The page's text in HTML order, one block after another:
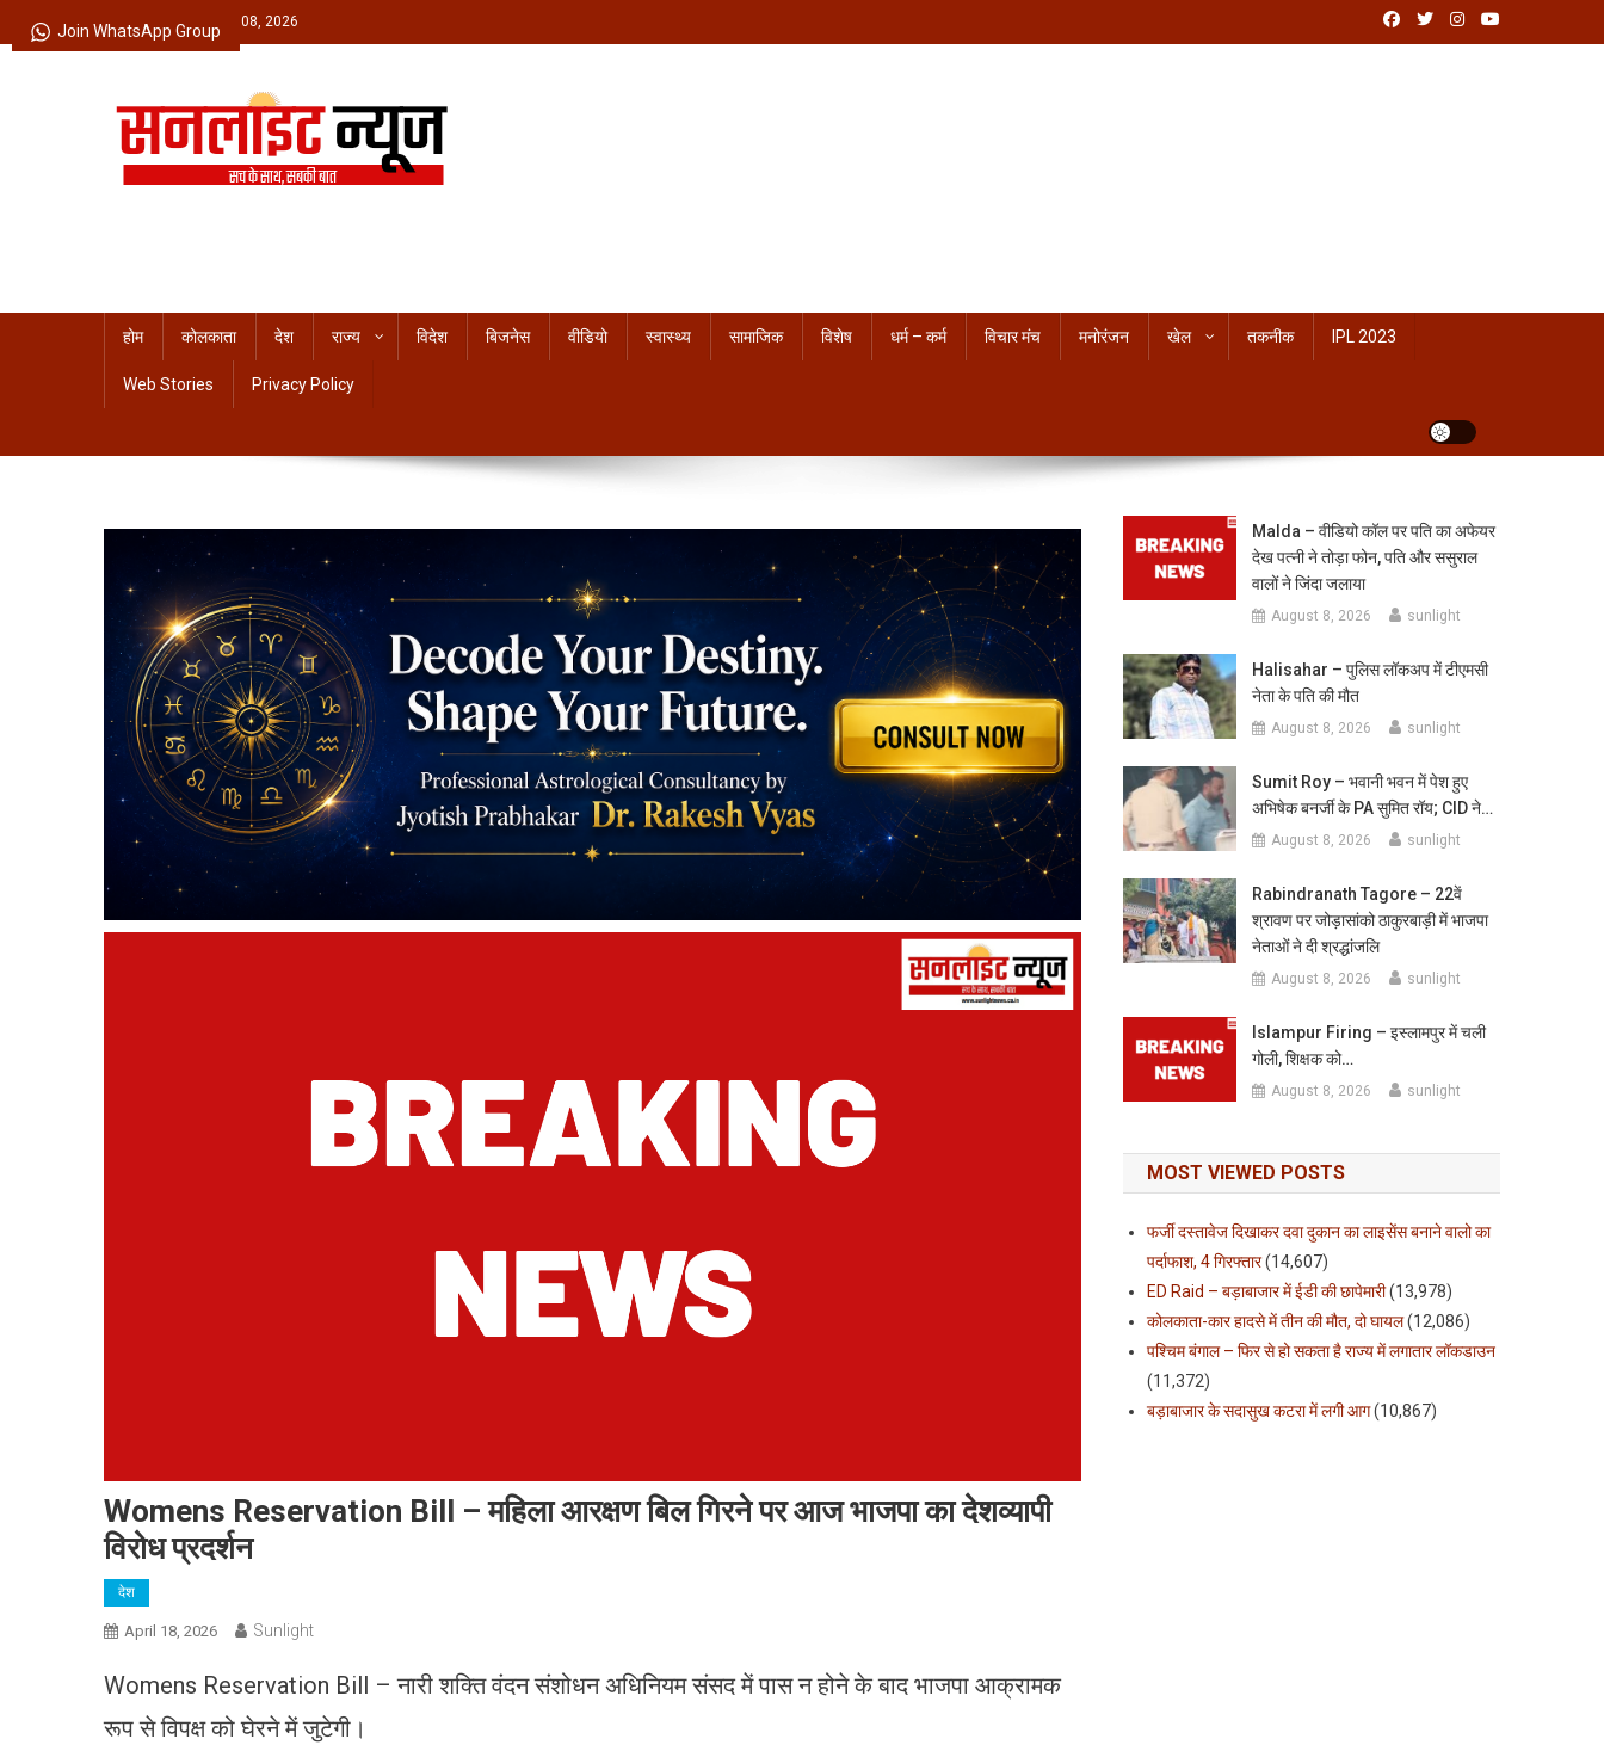
to
Saturday, August 08, 2026
होम कोलकाता देश राज्य विदेश बिजनेस वीडियो स्वास्थ्य सामाजिक विशेष धर्म – कर्म विचार मंच मनोरंजन खेल तकनीक IPL 2023
Web Stories Privacy Policy
Womens Reservation Bill – महिला आरक्षण बिल गिरने पर आज भाजपा का देशव्यापी
विरोध प्रदर्शन
देश
April 18, 2026 Sunlight
Womens Reservation Bill – नारी शक्ति वंदन संशोधन अधिनियम संसद में पास न होने के बाद भाजपा आक्रामक
रूप से विपक्ष को घेरने में जुटेगी।
Malda – वीडियो कॉल पर पति का अफेयर
देख पत्नी ने तोड़ा फोन, पति और ससुराल
वालों ने जिंदा जलाया
August 8, 2026 sunlight
Halisahar – पुलिस लॉकअप में टीएमसी
नेता के पति की मौत
August 8, 2026 sunlight
Sumit Roy – भवानी भवन में पेश हुए
अभिषेक बनर्जी के PA सुमित रॉय; CID ने…
August 8, 2026 sunlight
Rabindranath Tagore – 22वें
श्रावण पर जोड़ासांको ठाकुरबाड़ी में भाजपा
नेताओं ने दी श्रद्धांजलि
August 8, 2026 sunlight
Islampur Firing – इस्लामपुर में चली
गोली, शिक्षक को…
August 8, 2026 sunlight
MOST VIEWED POSTS
फर्जी दस्तावेज दिखाकर दवा दुकान का लाइसेंस बनाने वालो का
पर्दाफाश, 4 गिरफ्तार(14,607)
ED Raid – बड़ाबाजार में ईडी की छापेमारी(13,978)
कोलकाता-कार हादसे में तीन की मौत, दो घायल(12,086)
पश्चिम बंगाल – फिर से हो सकता है राज्य में लगातार लॉकडाउन
(11,372)
बड़ाबाजार के सदासुख कटरा में लगी आग(10,867)
Join WhatsApp Group